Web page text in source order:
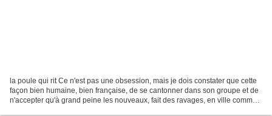
la poule qui rit Ce n'est pas une obsession, mais je dois constater que cette
façon bien humaine, bien française, de se cantonner dans son groupe et de
n'accepter qu'à grand peine les nouveaux, fait des ravages, en ville comme